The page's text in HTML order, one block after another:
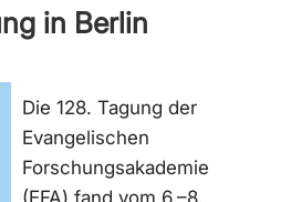
in Berlin
Die 128. Tagung der
Evangelischen
Forschungsakademie
(EFA) fand vom 6.–8.